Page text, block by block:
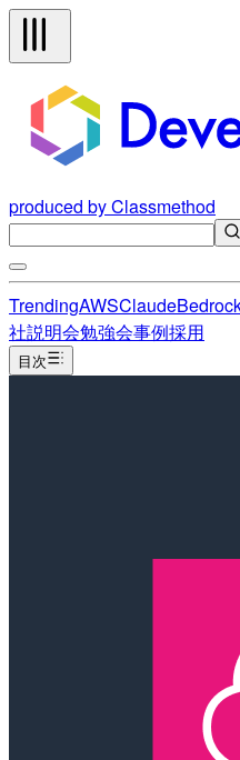
produced by Classmethod
TrendingAWSClaude
社説明会勉強会事例採用
目次